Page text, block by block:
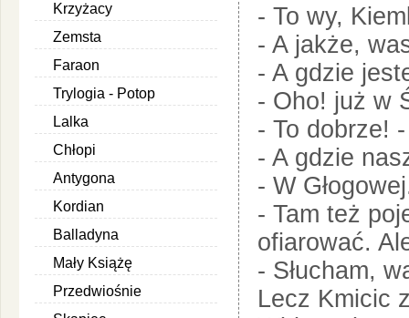
Krzyżacy
Zemsta
Faraon
Trylogia - Potop
Lalka
Chłopi
Antygona
Kordian
Balladyna
Mały Książę
Przedwiośnie
- To wy,
- A jakże,
- A gdzie
- Oho! już w
- To dobrze!
- A gdzie
- W
- Tam też
ofiarować.
- Słucham,
Lecz Kmicic